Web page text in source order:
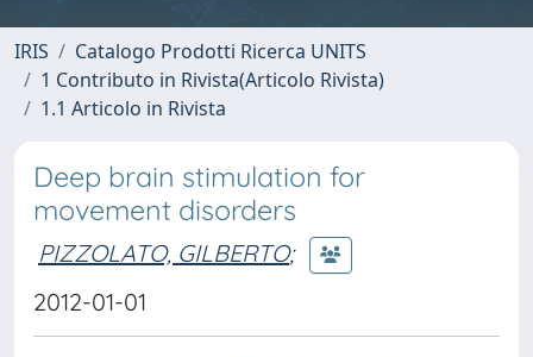
IRIS
Catalogo Prodotti Ricerca UNITS
1 Contributo in Rivista(Articolo Rivista)
1.1 Articolo in Rivista
Deep brain stimulation for
movement disorders
PIZZOLATO, GILBERTO;
2012-01-01